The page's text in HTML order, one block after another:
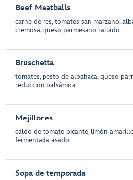
Beef Meatballs
carne de res, tomates san marzano,
cremosa, queso parmesano rallado
Bruschetta
tomates, pesto de albahaca, queso
reducción balsámica
Mejillones
caldo de tomate picante, limón
fermentada asado
Sopa de temporada